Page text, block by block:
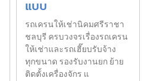
แบบ
รถเครนให้เช่านิคมศรีราชา
ชลบุรี ครบวงจรเรื่องรถเครน
ให้เช่าและรถเฮี๊ยบรับจ้าง
ทุกขนาด รองรับงานยก ย้าย
ติดตั้งเครื่องจักร แ